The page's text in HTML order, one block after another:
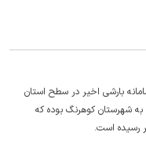
بارشی اخیر در سطح استان
شهرستان کوهرنگ بوده که
رسیده است.